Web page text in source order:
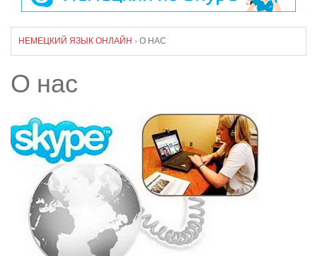
НЕМЕЦКИЙ ЯЗЫК ОНЛАЙН › О НАС
О нас